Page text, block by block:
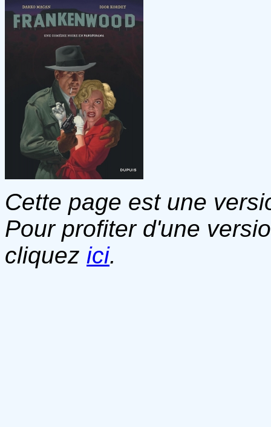
Cette page est une
Pour profiter d'une
cliquez ici.